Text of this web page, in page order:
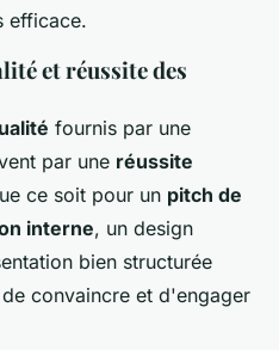
efficace.
et réussite des
fournis par une
par une réussite
ce soit pour un pitch de
interne, un design
bien structurée
convaincre et d'engager